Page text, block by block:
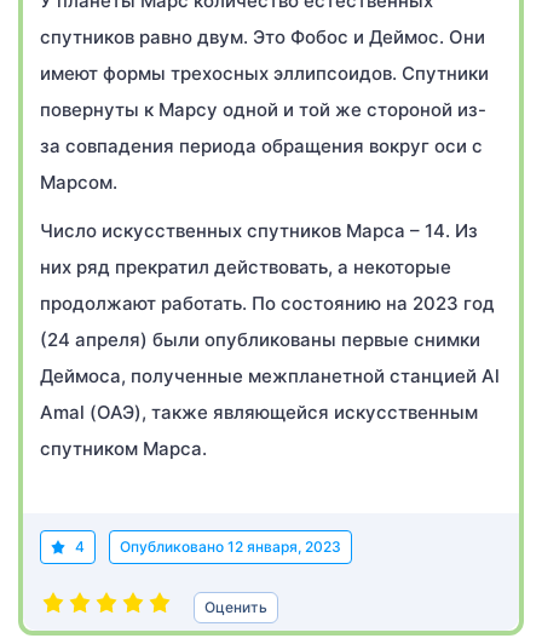
спутников равно двум. Это Фобос и Деймос. Они
имеют формы трехосных эллипсоидов. Спутники
повернуты к Марсу одной и той же стороной из-
за совпадения периода обращения вокруг оси с
Марсом.
Число искусственных спутников Марса – 14. Из
них ряд прекратил действовать, а некоторые
продолжают работать. По состоянию на 2023 год
(24 апреля) были опубликованы первые снимки
Деймоса, полученные межпланетной станцией Al
Amal (ОАЭ), также являющейся искусственным
спутником Марса.
4 Опубликовано 12 января, 2023
Оценить